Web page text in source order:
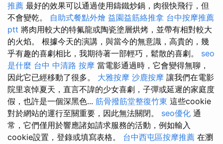
推薦 最好的效果可以通過使用鑄鐵炒鍋，肉很快飛行，但
不會變乾。 自助式餐點外燴 益園益筋絡推拿 台中按摩推薦
ptt 將肉用較大的特氟龍或陶瓷塗層烘烤，並帶有相對較大
的火焰。 根據今天的演講，與當今的無意識，高貴的，幾
乎有趣的喜劇相比，我期待著一部輕巧，鬆散的喜劇。 seo
是什麼 台中 中清路 按摩 當電影通過時，它會變得無聊，
因此它已經移動了很多。 大雅按摩 沙鹿按摩 讓我們在電影
院里哀悼夏天，直言不諱的少女喜劇，子彈或延遲的家庭度
假，也許是一個深黑色... 筋骨撥筋堂整復竹東 這些cookie
對於網站的運行至關重要，因此無法關閉。 seo優化 通
常，它們僅用於響應諸如請求服務的活動，例如輸入
cookie設置，登錄或填寫表格。 台中西屯區按摩推薦 在瀏